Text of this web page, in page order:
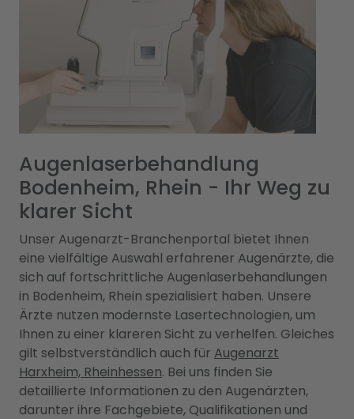
Augenlaserbehandlung
Bodenheim, Rhein - Ihr Weg zu
klarer Sicht
Unser Augenarzt-Branchenportal bietet Ihnen
eine vielfältige Auswahl erfahrener Augenärzte, die
sich auf fortschrittliche Augenlaserbehandlungen
in Bodenheim, Rhein spezialisiert haben. Unsere
Ärzte nutzen modernste Lasertechnologien, um
Ihnen zu einer klareren Sicht zu verhelfen. Gleiches
gilt selbstverständlich auch für Augenarzt
Harxheim, Rheinhessen. Bei uns finden Sie
detaillierte Informationen zu den Augenärzten,
darunter ihre Fachgebiete, Qualifikationen und